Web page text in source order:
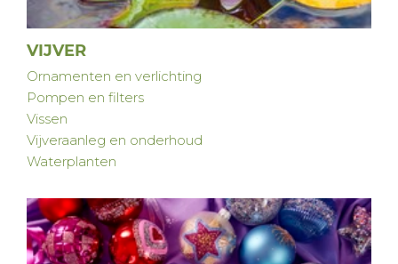
VIJVER
Ornamenten en verlichting
Pompen en filters
Vissen
Vijveraanleg en onderhoud
Waterplanten